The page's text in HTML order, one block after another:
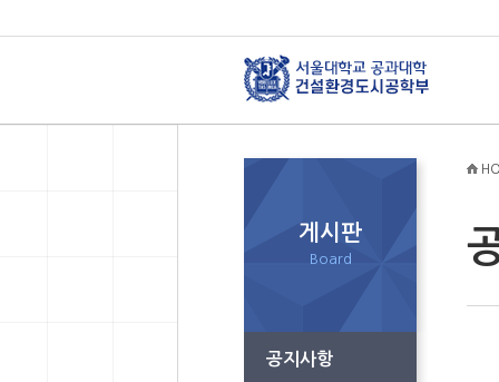
게시판
Board
공지사항